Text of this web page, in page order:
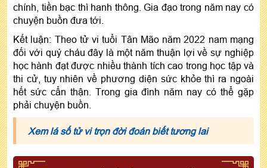
chính, tiền bạc thì hanh thông. Gia đạo trong năm nay có
chuyện buồn đưa tới.
Kết luận: Theo tử vi tuổi Tân Mão năm 2022 nam mạng
đối với quý cháu đây là một năm thuận lợi về sự nghiệp
học hành đạt được nhiều thành tích cao trong học tập và
thi cử, tuy nhiên về phương diện sức khỏe thì ra ngoài
hết sức cẩn thận. Trong gia đình năm nay có thể gặp
phải chuyện buồn.
Xem lá số tử vi trọn đời đoán biết tương lai